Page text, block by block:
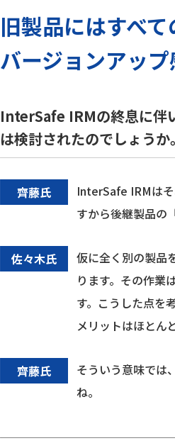
旧製品にはすべ
バージョンアッ
InterSafe IRMの終息に伴
は検討されたのでしょうか。
齊藤氏
InterSafe IRMは
すから後継製品の
佐々木氏
仮に全く別の製品
ります。その作業
す。こうした点を
メリットはほとん
齊藤氏
そういう意味では
ね。